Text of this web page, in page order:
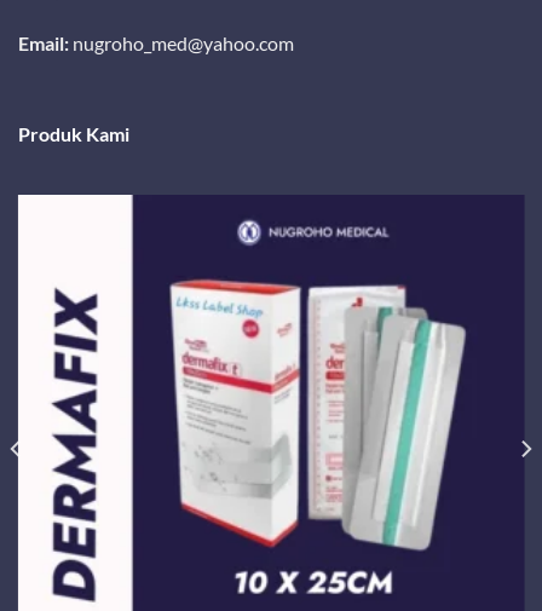
Email: nugroho_med@yahoo.com
Produk Kami